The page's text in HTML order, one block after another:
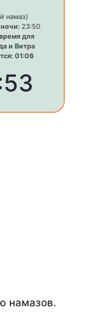
намаз)
23:50
для
и Витра
01:06
намазов.